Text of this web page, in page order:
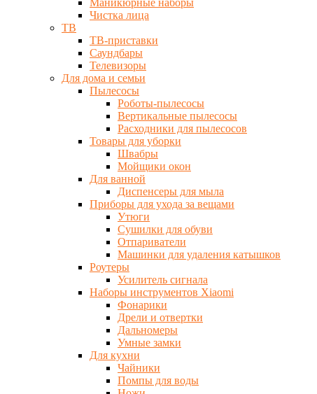
Маникюрные наборы
Чистка лица
ТВ
ТВ-приставки
Саундбары
Телевизоры
Для дома и семьи
Пылесосы
Роботы-пылесосы
Вертикальные пылесосы
Расходники для пылесосов
Товары для уборки
Швабры
Мойщики окон
Для ванной
Диспенсеры для мыла
Приборы для ухода за вещами
Утюги
Сушилки для обуви
Отпариватели
Машинки для удаления катышков
Роутеры
Усилитель сигнала
Наборы инструментов Xiaomi
Фонарики
Дрели и отвертки
Дальномеры
Умные замки
Для кухни
Чайники
Помпы для воды